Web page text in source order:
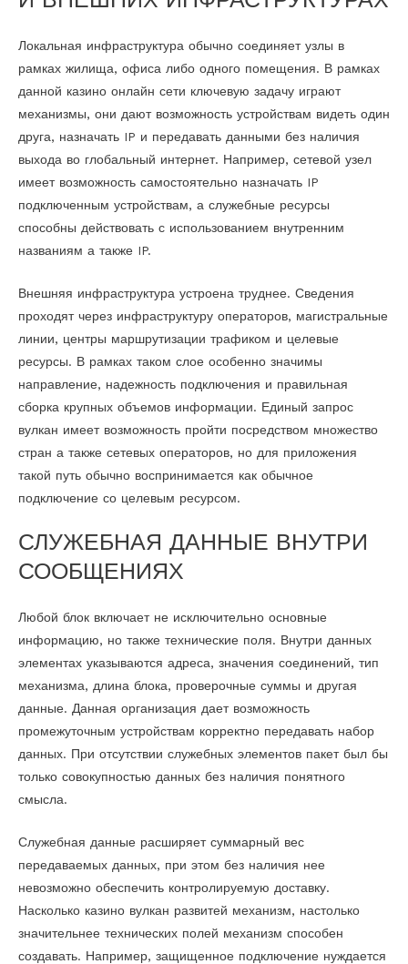
Локальная инфраструктура обычно соединяет узлы в
рамках жилища, офиса либо одного помещения. В рамках
данной казино онлайн сети ключевую задачу играют
механизмы, они дают возможность устройствам видеть один
друга, назначать IP и передавать данными без наличия
выхода во глобальный интернет. Например, сетевой узел
имеет возможность самостоятельно назначать IP
подключенным устройствам, а служебные ресурсы
способны действовать с использованием внутренним
названиям а также IP.
Внешняя инфраструктура устроена труднее. Сведения
проходят через инфраструктуру операторов, магистральные
линии, центры маршрутизации трафиком и целевые
ресурсы. В рамках таком слое особенно значимы
направление, надежность подключения и правильная
сборка крупных объемов информации. Единый запрос
вулкан имеет возможность пройти посредством множество
стран а также сетевых операторов, но для приложения
такой путь обычно воспринимается как обычное
подключение со целевым ресурсом.
СЛУЖЕБНАЯ ДАННЫЕ ВНУТРИ
СООБЩЕНИЯХ
Любой блок включает не исключительно основные
информацию, но также технические поля. Внутри данных
элементах указываются адреса, значения соединений, тип
механизма, длина блока, проверочные суммы и другая
данные. Данная организация дает возможность
промежуточным устройствам корректно передавать набор
данных. При отсутствии служебных элементов пакет был бы
только совокупностью данных без наличия понятного
смысла.
Служебная данные расширяет суммарный вес
передаваемых данных, при этом без наличия нее
невозможно обеспечить контролируемую доставку.
Насколько казино вулкан развитей механизм, настолько
значительнее технических полей механизм способен
создавать. Например, защищенное подключение нуждается